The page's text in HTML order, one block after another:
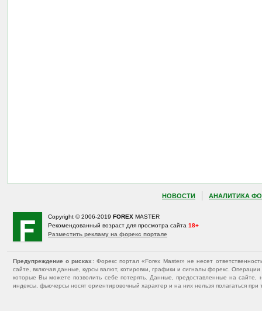
НОВОСТИ АНАЛИТИКА
Copyright © 2006-2019 FOREX MASTER
Рекомендованный возраст для просмотра сайта 18+
Разместить рекламу на форекс портале
Предупреждение о рисках : Форекс портал «Forex Master» не несет
сайте, включая данные, курсы валют, котировки, графики и сигналы форекс.
которые Вы можете позволить себе потерять. Данные, предоставленные на
индексы, фьючерсы носят ориентировочный характер и на них нельзя полагаться при